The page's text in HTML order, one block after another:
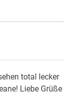
total lecker
Liebe Grüße